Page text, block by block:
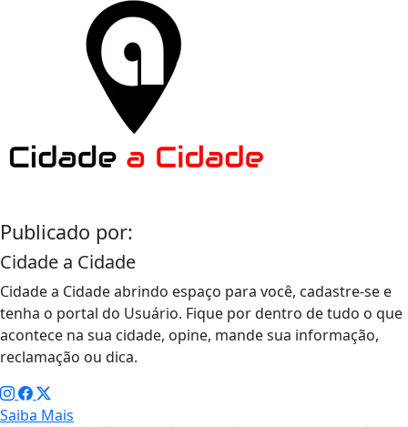
Publicado por:
Cidade a Cidade
Cidade a Cidade abrindo espaço para você, cadastre-se e
tenha o portal do Usuário. Fique por dentro de tudo o que
acontece na sua cidade, opine, mande sua informação,
reclamação ou dica.
Saiba Mais